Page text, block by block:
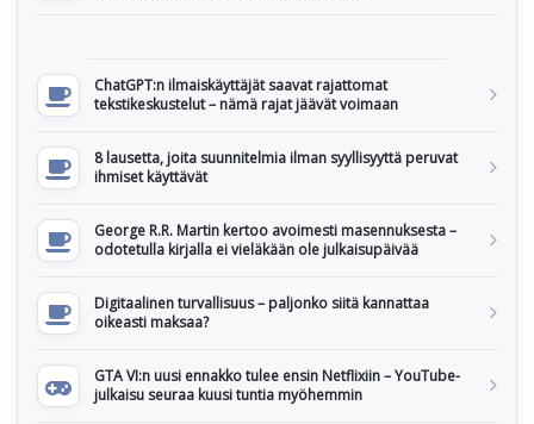
ChatGPT:n ilmaiskäyttäjät saavat rajattomat
tekstikeskustelut – nämä rajat jäävät voimaan
8 lausetta, joita suunnitelmia ilman syyllisyyttä peruvat
ihmiset käyttävät
George R.R. Martin kertoo avoimesti masennuksesta –
odotetulla kirjalla ei vieläkään ole julkaisupäivää
Digitaalinen turvallisuus – paljonko siitä kannattaa
oikeasti maksaa?
GTA VI:n uusi ennakko tulee ensin Netflixiin – YouTube-
julkaisu seuraa kuusi tuntia myöhemmin